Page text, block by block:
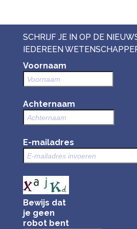
SCHRIJF JE IN OP DE
IEDEREEN
Voornaam
Achternaam
E-mailadres
Bewijs dat
je geen
robot bent